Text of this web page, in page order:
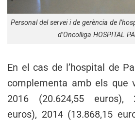
Personal del servei i de gerència de
d’Oncolliga HOSPITAL
En el cas de l’hospital de
complementa amb els que
2016 (20.624,55 euros),
euros), 2014 (13.868,15